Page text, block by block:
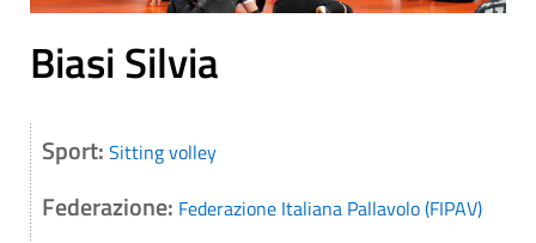
Biasi Silvia
Sport: Sitting volley
Federazione: Federazione Italiana Pallavolo (FIPAV)